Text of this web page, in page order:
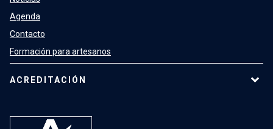
Agenda
Contacto
Formación para artesanos
ACREDITACIÓN